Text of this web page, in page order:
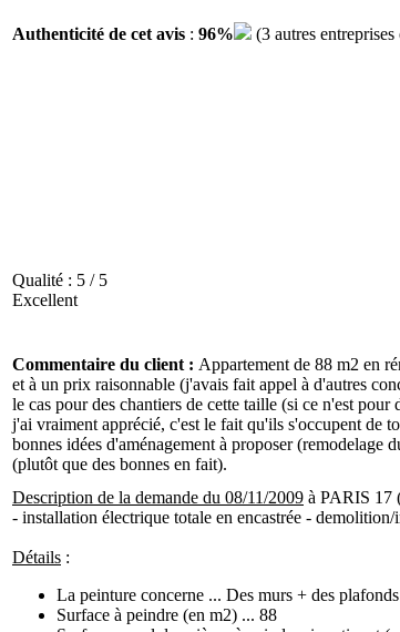
Authenticité de cet avis : 96%
(3 autres
Qualité : 5 / 5
Excellent
Commentaire du client : Appartement de 88 m2 en
et à un prix raisonnable (j'avais fait appel à d'autres
le cas pour des chantiers de cette taille (si ce n'est
j'ai vraiment apprécié, c'est le fait qu'ils s'occupent de
bonnes idées d'aménagement à proposer (remodelage
(plutôt que des bonnes en fait).
Description de la demande du 08/11/2009 à PARIS 17
- installation électrique totale en encastrée -
Détails :
La peinture concerne ... Des murs + des plafonds
Surface à peindre (en m2) ... 88